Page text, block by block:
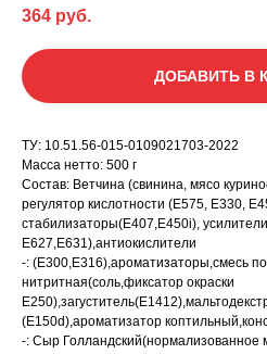
364 руб.
ДОБАВИТЬ В
ТУ: 10.51.56-015-0109021703-2022
Масса нетто: 500 г
Состав: Ветчина (свинина, мясо
регулятор кислотности (Е575, Е330,
стабилизаторы(Е407,Е450i),
Е627,Е631),антиокислители
-: (Е300,Е316),ароматизаторы,смесь
нитритная(соль,фиксатор окраски
(Е150d),ароматизатор
-: Сыр Голландский(нормализованное